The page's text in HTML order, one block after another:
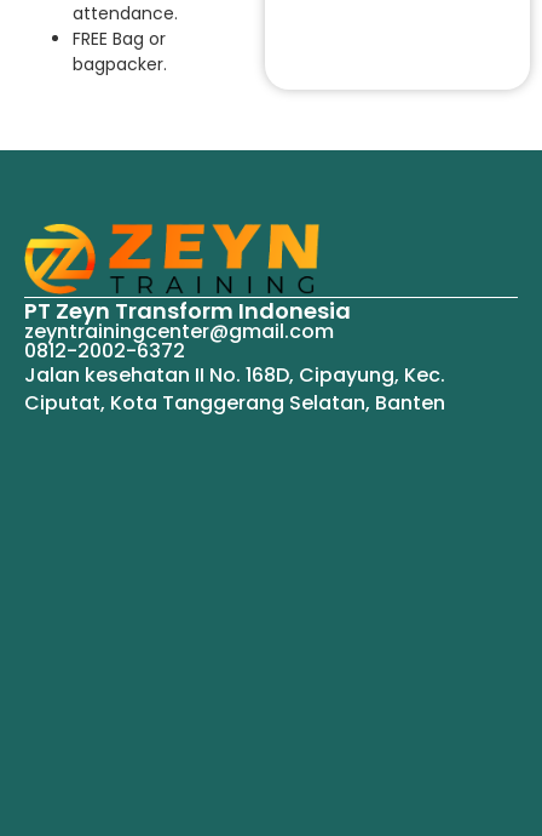
attendance.
FREE Bag or
bagpacker.
PT Zeyn Transform Indonesia
zeyntrainingcenter@gmail.com
0812-2002-6372
Jalan kesehatan II No. 168D, Cipayung, Kec.
Ciputat, Kota Tanggerang Selatan, Banten